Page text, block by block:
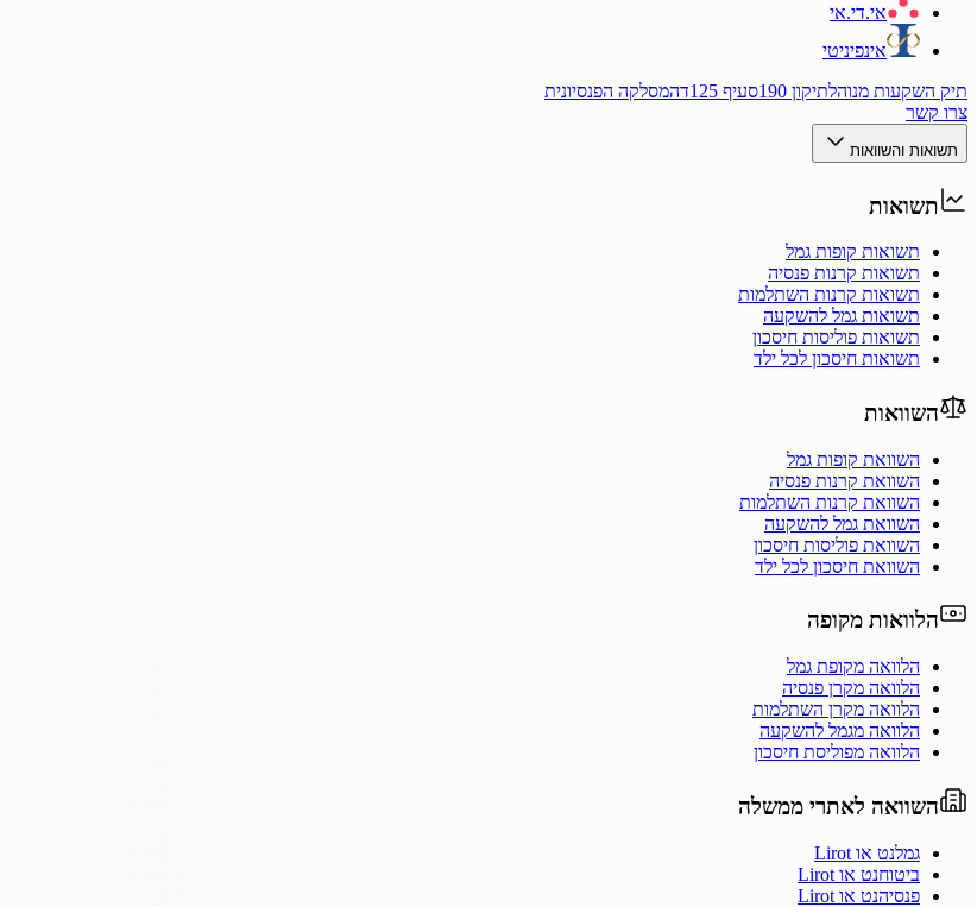
אי.די.אי
אינפיניטי
תיק השקעות מנוהלתיקון 190 סעיף 125ד
המסלקה הפנסיונית
צרו קשר
תשואות והשוואות
תשואות
תשואות קופות גמל
תשואות קרנות פנסיה
תשואות קרנות השתלמות
תשואות גמל להשקעה
תשואות פוליסות חיסכון
תשואות חיסכון לכל ילד
השוואות
השוואת קופות גמל
השוואת קרנות פנסיה
השוואת קרנות השתלמות
השוואת גמל להשקעה
השוואת פוליסות חיסכון
השוואת חיסכון לכל ילד
הלוואות מקופה
הלוואה מקופת גמל
הלוואה מקרן פנסיה
הלוואה מקרן השתלמות
הלוואה מגמל להשקעה
הלוואה מפוליסת חיסכון
השוואה לאתרי ממשלה
גמלנט או Lirot
ביטוחנט או Lirot
פנסיהנט או Lirot